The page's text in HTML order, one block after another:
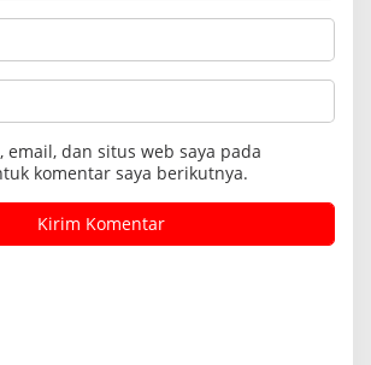
email, dan situs web saya pada
komentar saya berikutnya.